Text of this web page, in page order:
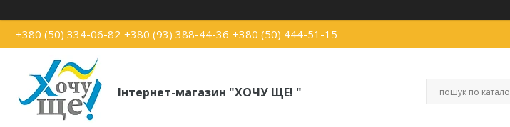
+380 (50) 334-06-82 +380 (93) 388-44-36 +380 (50) 444-51-15
Інтернет-магазин "ХОЧУ ЩЕ! "